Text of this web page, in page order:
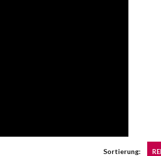
Sortierung: